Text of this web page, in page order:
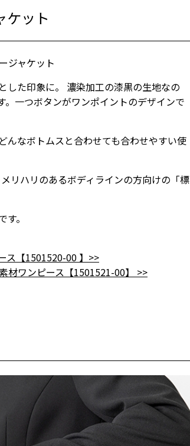
ケット
ジャケット
した印象に。 濃染加工の漆黒の生地なの
。一つボタンがワンポイントのデザインで
んなボトムスと合わせても合わせやすい使
リハリのあるボディラインの方向けの「標
。
ス【1501520-00 】>>
材ワンピース【1501521-00】 >>